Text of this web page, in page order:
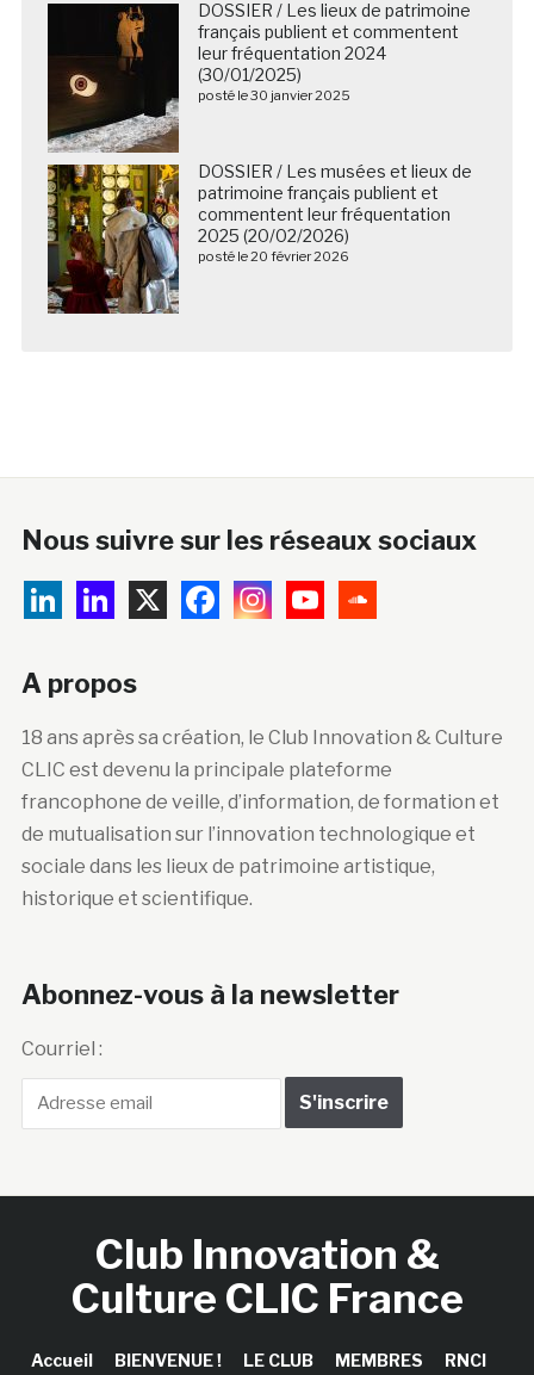
DOSSIER / Les lieux de patrimoine
français publient et commentent
leur fréquentation 2024
(30/01/2025)
posté le 30 janvier 2025
DOSSIER / Les musées et lieux de
patrimoine français publient et
commentent leur fréquentation
2025 (20/02/2026)
posté le 20 février 2026
Nous suivre sur les réseaux sociaux
A propos
18 ans après sa création, le Club Innovation & Culture
CLIC est devenu la principale plateforme
francophone de veille, d’information, de formation et
de mutualisation sur l’innovation technologique et
sociale dans les lieux de patrimoine artistique,
historique et scientifique.
Abonnez-vous à la newsletter
Courriel :
Club Innovation &
Culture CLIC France
Accueil BIENVENUE ! LE CLUB MEMBRES RNCI